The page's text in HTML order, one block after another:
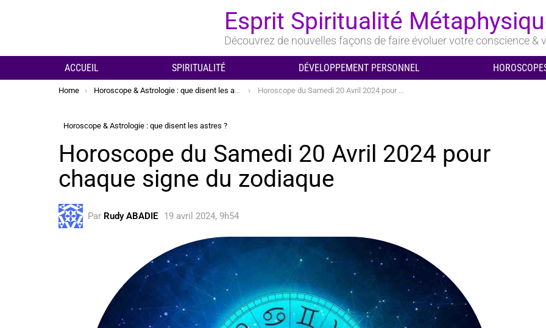
Esprit Spiritualité
Découvrez de nouvelles façons de faire évoluer votre conscience &
ACCUEIL SPIRITUALITÉ DÉVELOPPEMENT PERSONNEL
You are here:
Home Horoscope & Astrologie : que disent les astres ? Horoscope du Samedi 20 Avril 2024 pour chaque signe du zodiaque
Horoscope & Astrologie : que disent les astres ?
Horoscope du Samedi 20 Avril 2024 pour
chaque signe du zodiaque
Par Rudy ABADIE 19 avril 2024, 9h54